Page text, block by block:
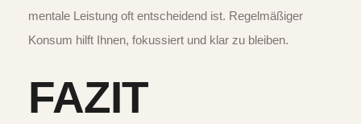
mentale Leistung oft entscheidend ist. Regelmäßiger
Konsum hilft Ihnen, fokussiert und klar zu bleiben.
FAZIT